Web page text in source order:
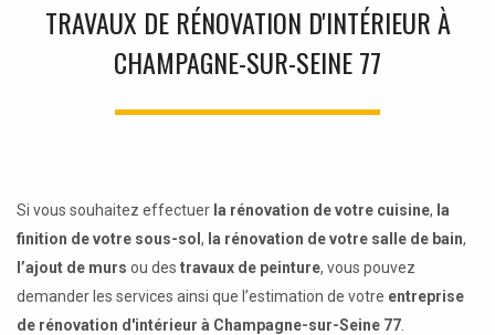
TRAVAUX DE RÉNOVATION D'INTÉRIEUR À
CHAMPAGNE-SUR-SEINE 77
Si vous souhaitez effectuer la rénovation de votre cuisine, la
finition de votre sous-sol , la rénovation de votre salle de bain,
l’ajout de murs ou des travaux de peinture, vous pouvez
demander les services ainsi que l’estimation de votre entreprise
de rénovation d'intérieur à Champagne-sur-Seine 77